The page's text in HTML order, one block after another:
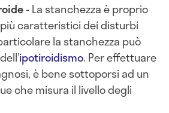
- La stanchezza è proprio
caratteristici dei disturbi
la stanchezza può
ipotiroidismo. Per effettuare
è bene sottoporsi ad un
che misura il livello degli